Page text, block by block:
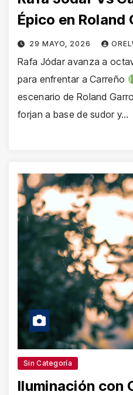
Épico en Roland
29 MAYO, 2026
Rafa Jódar avanza a
para enfrentar a Carreño
escenario de Roland
forjan a base de sudor y…
Sin Categoría
Iluminación con